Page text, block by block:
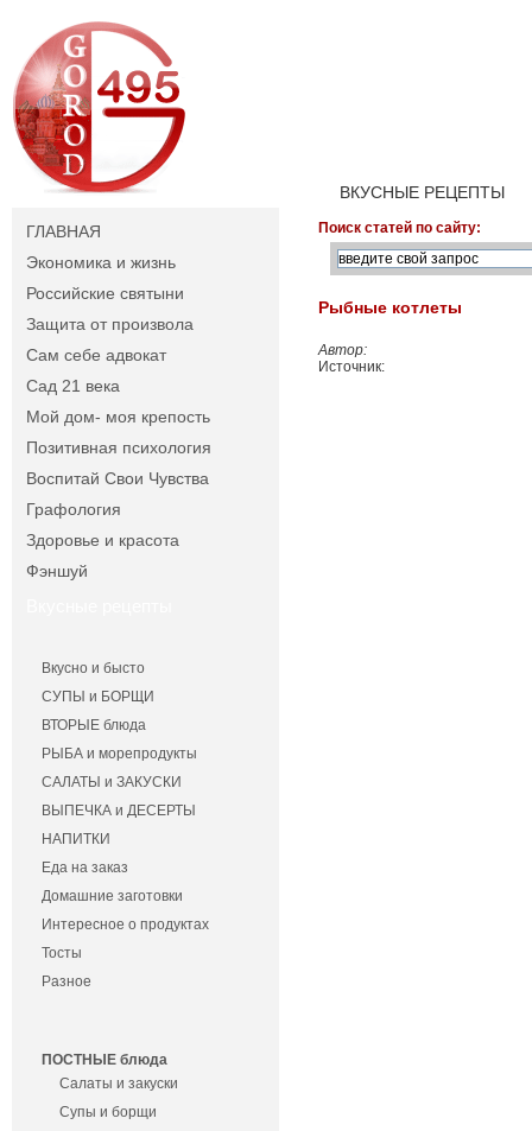
ГЛАВНАЯ
Экономика и жизнь
Российские святыни
Защита от произвола
Сам себе адвокат
Сад 21 века
Мой дом- моя крепость
Позитивная психология
Воспитай Свои Чувства
Графология
Здоровье и красота
Фэншуй
Вкусно и бысто
СУПЫ и БОРЩИ
ВТОРЫЕ блюда
РЫБА и морепродукты
САЛАТЫ и ЗАКУСКИ
ВЫПЕЧКА и ДЕСЕРТЫ
НАПИТКИ
Еда на заказ
Домашние заготовки
Интересное о продуктах
Тосты
Разное
ПОСТНЫЕ блюда
Салаты и закуски
Супы и борщи
ВКУСНЫЕ РЕЦЕПТЫ
Поиск статей по сайту:
Рыбные котлеты
Автор:
Источник: